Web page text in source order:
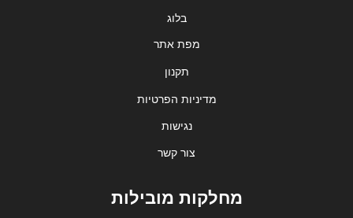
בלוג
מפת אתר
תקנון
מדיניות הפרטיות
נגישות
צור קשר
מחלקות מובילות